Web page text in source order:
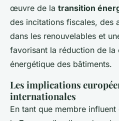
œuvre de la transition
des incitations fiscales, des
dans les renouvelables et
favorisant la réduction de la
énergétique des bâtiments.
Les implications
internationales
En tant que membre influent